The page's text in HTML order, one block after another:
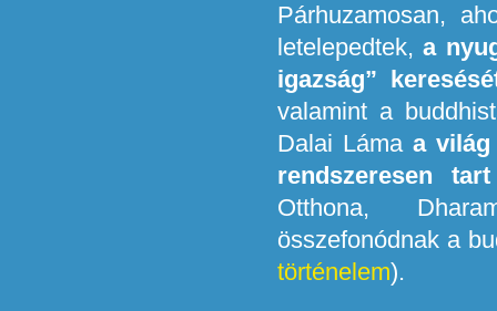
Párhuzamosan,
letelepedtek,a
igazság”
valamint a
Dalai Lámaa világ
rendszeresen
Otthona,
összefonódnak a
történelem).